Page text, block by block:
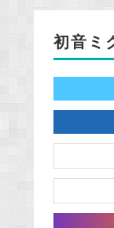
初音ミ